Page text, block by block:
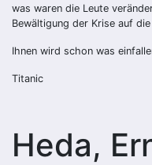
was waren die Leute
Bewältigung der Krise auf
Ihnen wird schon was
Titanic
Heda,